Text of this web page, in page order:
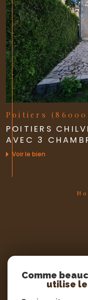
Poitiers
POITIERS
AVEC 3
Voir le bien
Comme
utilise